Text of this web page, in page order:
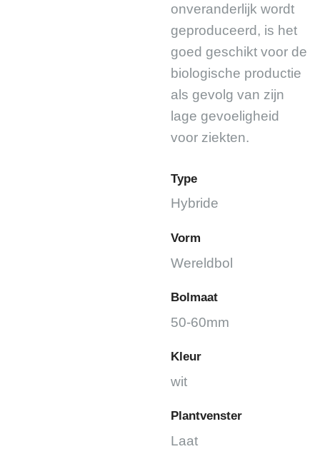
onveranderlijk wordt
geproduceerd, is het
goed geschikt voor de
biologische productie
als gevolg van zijn
lage gevoeligheid
voor ziekten.
Type
Hybride
Vorm
Wereldbol
Bolmaat
50-60mm
Kleur
wit
Plantvenster
Laat